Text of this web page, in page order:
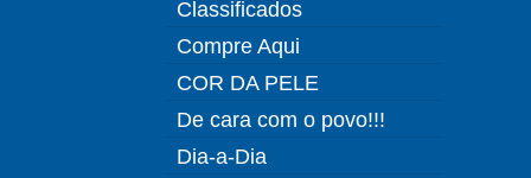
Classificados
Compre Aqui
COR DA PELE
De cara com o povo!!!
Dia-a-Dia